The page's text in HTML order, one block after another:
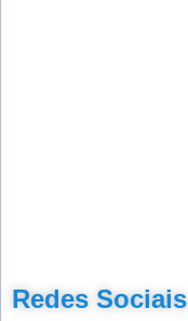
Redes Sociais